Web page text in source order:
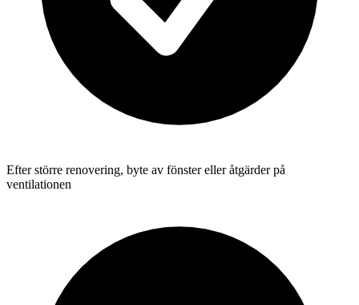
Efter större renovering, byte av fönster eller åtgärder på
ventilationen